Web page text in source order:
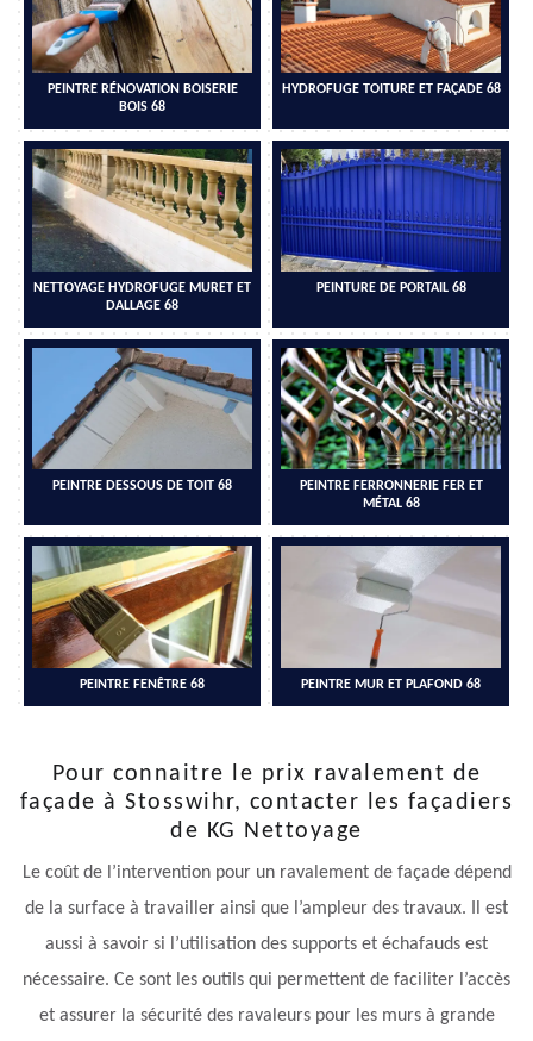
PEINTRE RÉNOVATION BOISERIE
BOIS 68
HYDROFUGE TOITURE ET FAÇADE 68
NETTOYAGE HYDROFUGE MURET ET
DALLAGE 68
PEINTURE DE PORTAIL 68
PEINTRE DESSOUS DE TOIT 68
PEINTRE FERRONNERIE FER ET
MÉTAL 68
PEINTRE FENÊTRE 68 PEINTRE MUR ET PLAFOND 68
Pour connaitre le prix ravalement de
façade à Stosswihr, contacter les façadiers
de KG Nettoyage
Le coût de l’intervention pour un ravalement de façade dépend
de la surface à travailler ainsi que l’ampleur des travaux. Il est
aussi à savoir si l’utilisation des supports et échafauds est
nécessaire. Ce sont les outils qui permettent de faciliter l’accès
et assurer la sécurité des ravaleurs pour les murs à grande